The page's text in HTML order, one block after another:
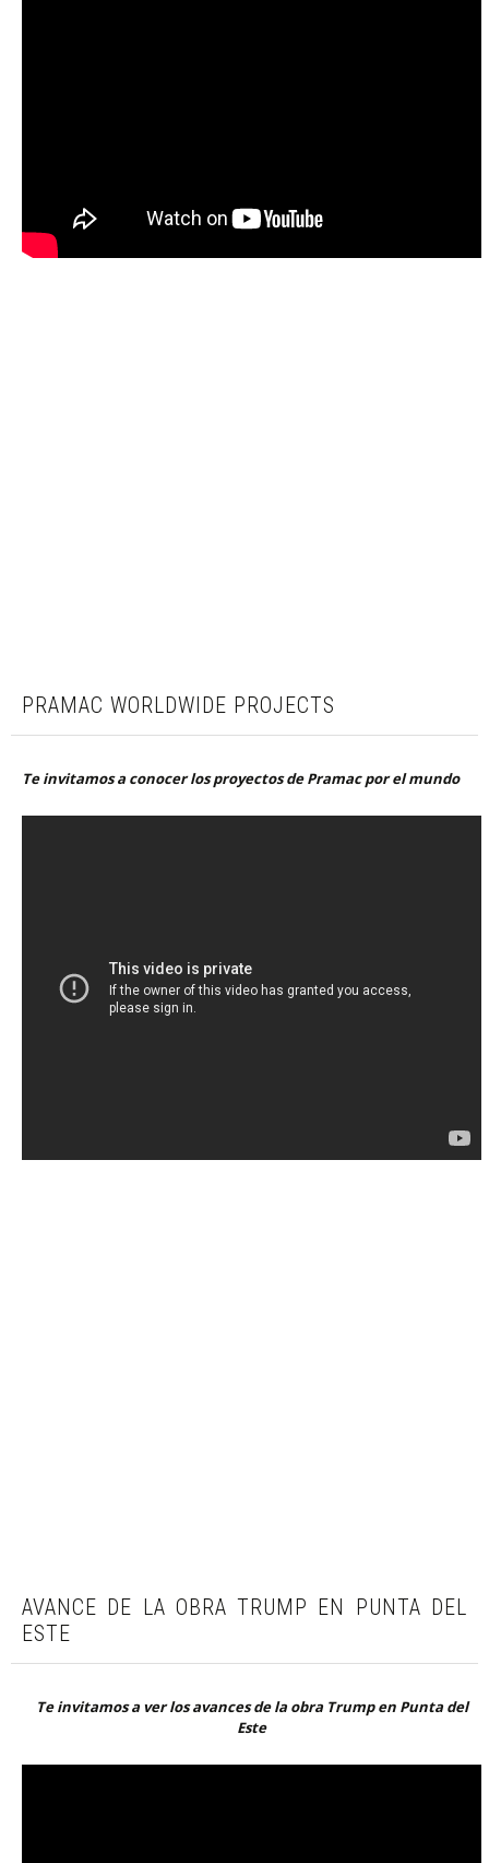
PRAMAC WORLDWIDE PROJECTS
Te invitamos a conocer los proyectos de Pramac por el mundo
AVANCE DE LA OBRA TRUMP EN PUNTA DEL
ESTE
Te invitamos a ver los avances de la obra Trump en Punta del
Este